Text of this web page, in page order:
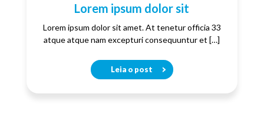
Lorem ipsum dolor sit
Lorem ipsum dolor sit amet. At tenetur officia 33
atque atque nam excepturi consequuntur et […]
Leia o post